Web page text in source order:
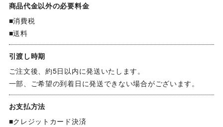
商品代金以外の必要料金
■消費税
■送料
引渡し時期
ご注文後、約5日以内に発送いたします。
一部、ご希望の到着日に発送できない場合がございます。
お支払方法
■クレジットカード決済